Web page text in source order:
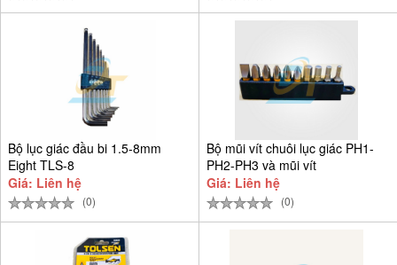
Bộ lục giác đầu bi 1.5-8mm
Eight TLS-8
Giá: Liên hệ
(0)
Bộ mũi vít chuôi lục giác PH1-
PH2-PH3 và mũi vít
Giá: Liên hệ
(0)